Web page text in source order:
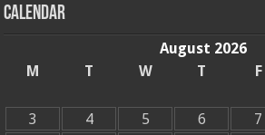
Calendar
August 2026
M
T W T F
3
4 5 6 7